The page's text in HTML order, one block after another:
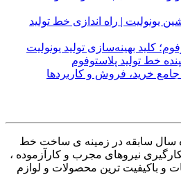
سال سابقه در زمینه ی ساخت خط
نیروهای مجرب و کارآزموده ،
و باکیفیت ترین محصولات و لوازم